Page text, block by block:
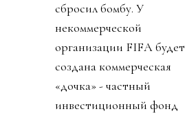
сбросил бомбу. У
некоммерческой
организации FIFA будет
создана коммерческая
«дочка» - частный
инвестиционный фонд